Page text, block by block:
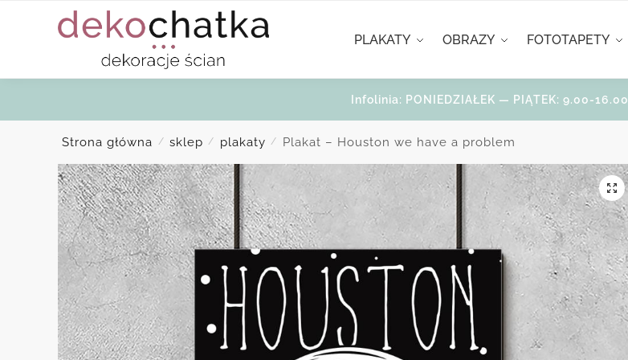
PLAKATY OBRAZY FOTOTAPETY
Infolinia: PONIEDZIAŁEK — PIĄTEK: 9.00-16.00
Strona główna / sklep / plakaty / Plakat – Houston we have a problem